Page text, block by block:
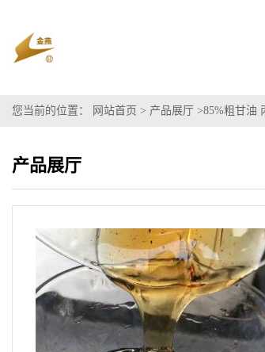
您当前的位置： 网站首页 > 产品展厅 >85%粗甘油
产品展厅